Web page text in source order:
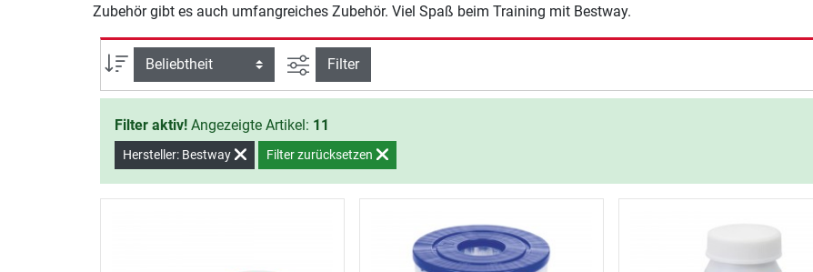
Zubehör gibt es auch umfangreiches Zubehör. Viel Spaß beim Training mit Bestway.
Sortierung Ansicht filtern
Filter
Filter aktiv! Angezeigte Artikel: 11
Hersteller: Bestway Filter zurücksetzen